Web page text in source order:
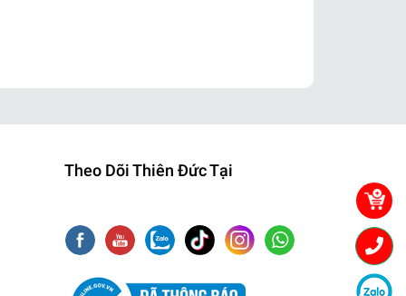
Theo Dõi Thiên Đức Tại